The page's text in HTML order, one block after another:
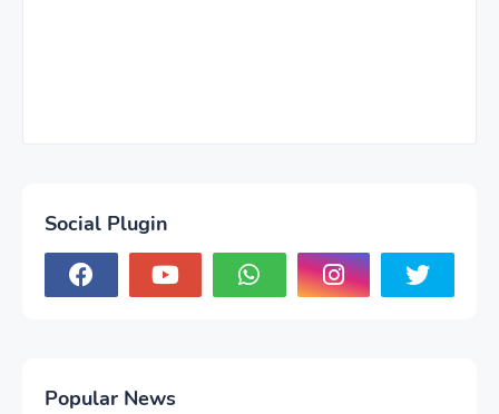
Social Plugin
Popular News